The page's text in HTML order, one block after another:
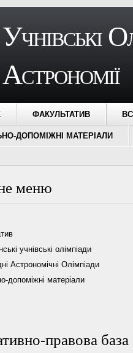
Учнівські
Астрономії
ФАКУЛЬТАТИВ
ДОПОМІЖНІ МАТЕРІАЛИ
меню
учнівські олімпіади
Астрономічні Олімпіади
допоміжні матеріали
правова база